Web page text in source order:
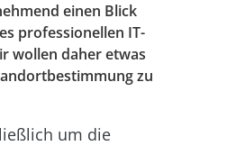
einen Blick
professionellen IT-
wollen daher etwas
zu
um die